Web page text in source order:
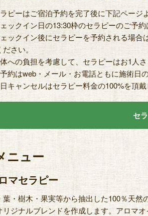
ピーはご宿泊予約を完了後に下記ページ
ックイン日の13:30枠のセラピーのご予
ックイン後にセラピーを予約される場
さい。
への負担を考慮して、セラピーはお1人
約はweb・メール・お電話ともに施術日
キャンセルはセラピー料金の100%を頂戴
セ
ニュー
マセラピー
葉・樹木・果実等から抽出した100％天
リジナルブレンドを作成します。アロマ